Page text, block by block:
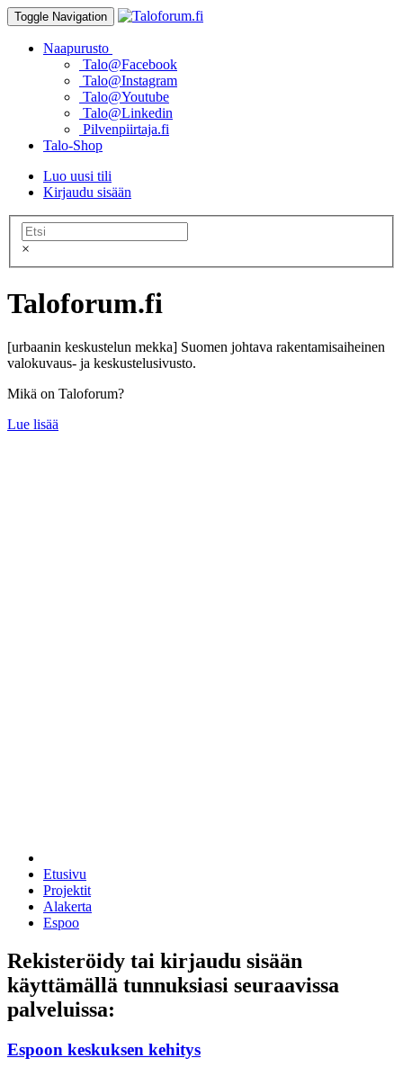
Toggle Navigation
Naapurusto
Talo@Facebook
Talo@Instagram
Talo@Youtube
Talo@Linkedin
Pilvenpiirtaja.fi
Talo-Shop
Luo uusi tili
Kirjaudu sisään
×
Taloforum.fi
[urbaanin keskustelun mekka] Suomen johtava rakentamisaiheinen
valokuvaus- ja keskustelusivusto.
Mikä on Taloforum?
Lue lisää
Etusivu
Projektit
Alakerta
Espoo
Rekisteröidy tai kirjaudu sisään
käyttämällä tunnuksiasi seuraavissa
palveluissa:
Espoon keskuksen kehitys